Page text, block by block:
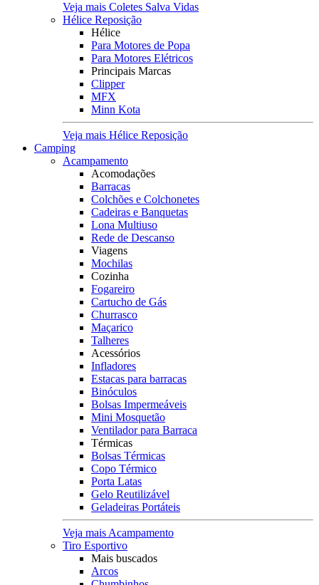
Veja mais Coletes Salva Vidas
Hélice Reposição
Hélice
Para Motores de Popa
Para Motores Elétricos
Principais Marcas
Clipper
MFX
Minn Kota
Veja mais Hélice Reposição
Camping
Acampamento
Acomodações
Barracas
Colchões e Colchonetes
Cadeiras e Banquetas
Lona Multiuso
Rede de Descanso
Viagens
Mochilas
Cozinha
Fogareiro
Cartucho de Gás
Churrasco
Maçarico
Talheres
Acessórios
Infladores
Estacas para barracas
Binóculos
Bolsas Impermeáveis
Mini Mosquetão
Ventilador para Barraca
Térmicas
Bolsas Térmicas
Copo Térmico
Porta Latas
Gelo Reutilizável
Geladeiras Portáteis
Veja mais Acampamento
Tiro Esportivo
Mais buscados
Arcos